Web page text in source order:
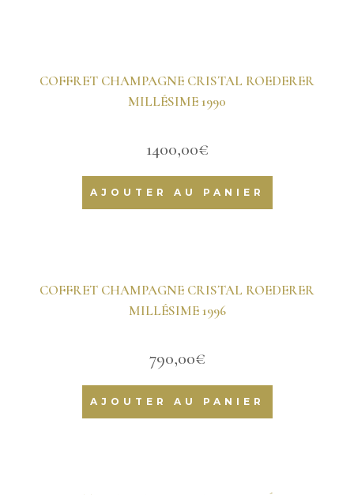
COFFRET CHAMPAGNE CRISTAL ROEDERER
MILLÉSIME 1990
1400,00€
AJOUTER AU PANIER
COFFRET CHAMPAGNE CRISTAL ROEDERER
MILLÉSIME 1996
790,00€
AJOUTER AU PANIER